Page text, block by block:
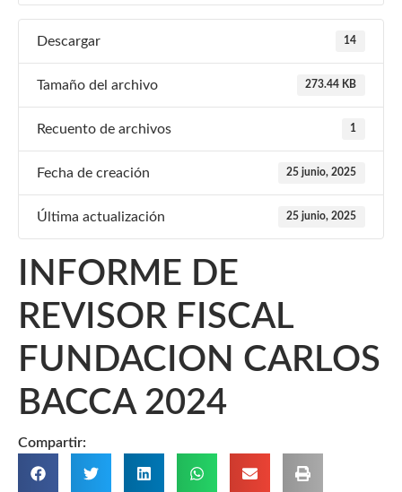
Descargar 14
Tamaño del archivo 273.44 KB
Recuento de archivos 1
Fecha de creación 25 junio, 2025
Última actualización 25 junio, 2025
INFORME DE
REVISOR FISCAL
FUNDACION CARLOS
BACCA 2024
Compartir: